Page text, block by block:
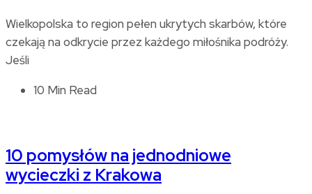
Wielkopolska to region pełen ukrytych skarbów, które
czekają na odkrycie przez każdego miłośnika podróży.
Jeśli
10 Min Read
10 pomysłów na jednodniowe
wycieczki z Krakowa